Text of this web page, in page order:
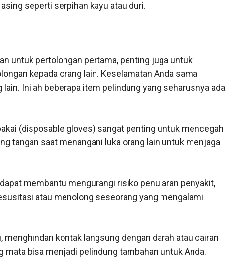
seperti serpihan kayu atau duri.
untuk pertolongan pertama, penting juga untuk
kepada orang lain. Keselamatan Anda sama
Inilah beberapa item pelindung yang seharusnya ada
(disposable gloves) sangat penting untuk mencegah
tangan saat menangani luka orang lain untuk menjaga
membantu mengurangi risiko penularan penyakit,
atau menolong seseorang yang mengalami
kontak langsung dengan darah atau cairan
mata bisa menjadi pelindung tambahan untuk Anda.